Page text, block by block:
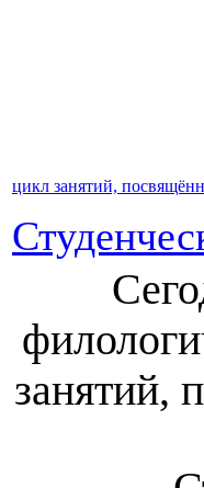
цикл занятий,
занятий,